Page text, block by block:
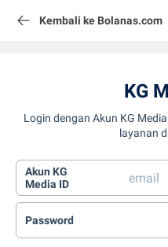
Kembali ke Bolanas.com
KG
Login dengan Akun KG
layanan
Akun KG
Media ID
Password